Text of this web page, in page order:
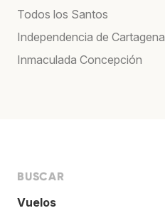
Todos los Santos
Independencia de Cartagena
Inmaculada Concepción
BUSCAR
Vuelos